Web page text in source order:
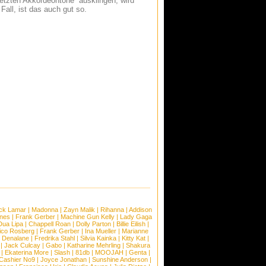
ist das auch gut so.
Lamar | Madonna | Zayn Malik | Rihanna | Addison
| Frank Gerber| Machine Gun Kelly| Lady Gaga
Lipa | Chappell Roan | Dolly Parton | Billie Eilish |
Rosberg| Frank Gerber| Ina Mueller| Marianne
Denalane | Fredrika Stahl | Silvia Kainka | Kitty Kat |
Jack Culcay | Gabo | Katharine Mehrling | Shakura
Ekaterina More| Slash| 81db| MOOJAH | Genta|
No9 | Joyce Jonathan | Sunshine Anderson |